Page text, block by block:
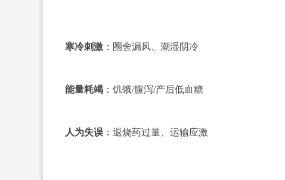
寒冷刺激：圈舍漏风、潮湿阴冷
能量耗竭：饥饿/腹泻/产后低血糖
人为失误：退烧药过量、运输应激